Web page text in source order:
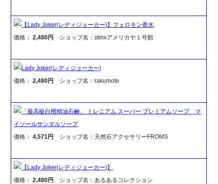
【Lady Joker(レディジョーカー)】フェロモン香水
価格：2,480円 ショップ名：stmxアメリカヤ１号館
Lady Joker(レディジョーカー)
価格：2,480円 ショップ名：rakumote
「最高級白檀精油石鹸」 ミレニアム スーパー プレミアムソープ マ
イソールサンダルソープ
価格：4,571円 ショップ名：天然石アクセサリーFROMS
【Lady Joker(レディジョーカー)】
価格：2,480円 ショップ名：あるあるコレクション